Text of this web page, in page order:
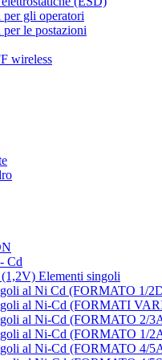
gli operatori
le postazioni
wireless
Cd
Elementi singoli
al Ni Cd (FORMATO 1/
al Ni-Cd (FORMATI
al Ni-Cd (FORMATO 2/
al Ni-Cd (FORMATO 1/
al Ni-Cd (FORMATO 4/